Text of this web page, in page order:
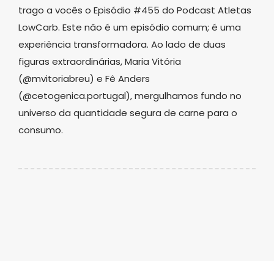
trago a vocês o Episódio #455 do Podcast Atletas
LowCarb. Este não é um episódio comum; é uma
experiência transformadora. Ao lado de duas
figuras extraordinárias, Maria Vitória
(@mvitoriabreu) e Fê Anders
(@cetogenica.portugal), mergulhamos fundo no
universo da quantidade segura de carne para o
consumo.